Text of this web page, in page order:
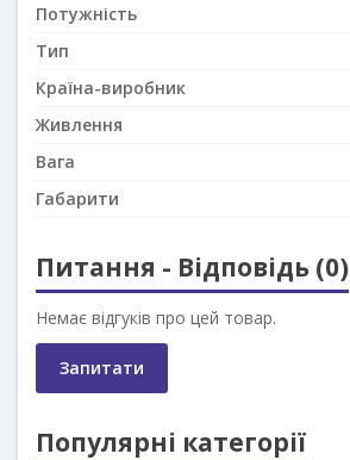
Потужність
Тип
Країна-виробник
Живлення
Вага
Габарити
Питання - Відповідь (0)
Немає відгуків про цей товар.
Запитати
Популярні категорії